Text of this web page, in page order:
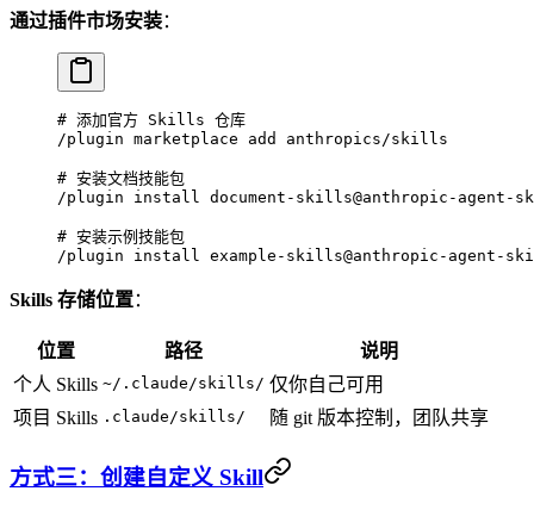
通过插件市场安装：
# 添加官方 Skills 仓库
/plugin marketplace add anthropics/skills
# 安装文档技能包
/plugin install document-skills@anthropic-agent-
# 安装示例技能包
/plugin install example-skills@anthropic-agent-
Skills 存储位置：
位置 路径
说明
个人 Skills ~/.claude/skills/ 仅你自己可用
项目 Skills .claude/skills/ 随 git 版本控制，团队共享
方式三：创建自定义 Skill